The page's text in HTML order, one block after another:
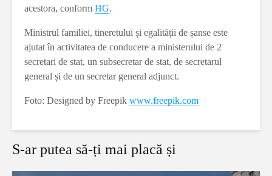
acestora, conform HG.
Ministrul familiei, tineretului și egalității de șanse este
ajutat în activitatea de conducere a ministerului de 2
secretari de stat, un subsecretar de stat, de secretarul
general și de un secretar general adjunct.
Foto: Designed by Freepik www.freepik.com
S-ar putea să-ți mai placă și